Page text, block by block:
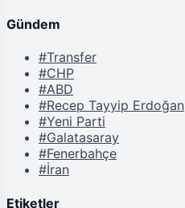
Gündem
#Transfer
#CHP
#ABD
#Recep Tayyip Erdoğan
#Yeni Parti
#Galatasaray
#Fenerbahçe
#İran
Etiketler